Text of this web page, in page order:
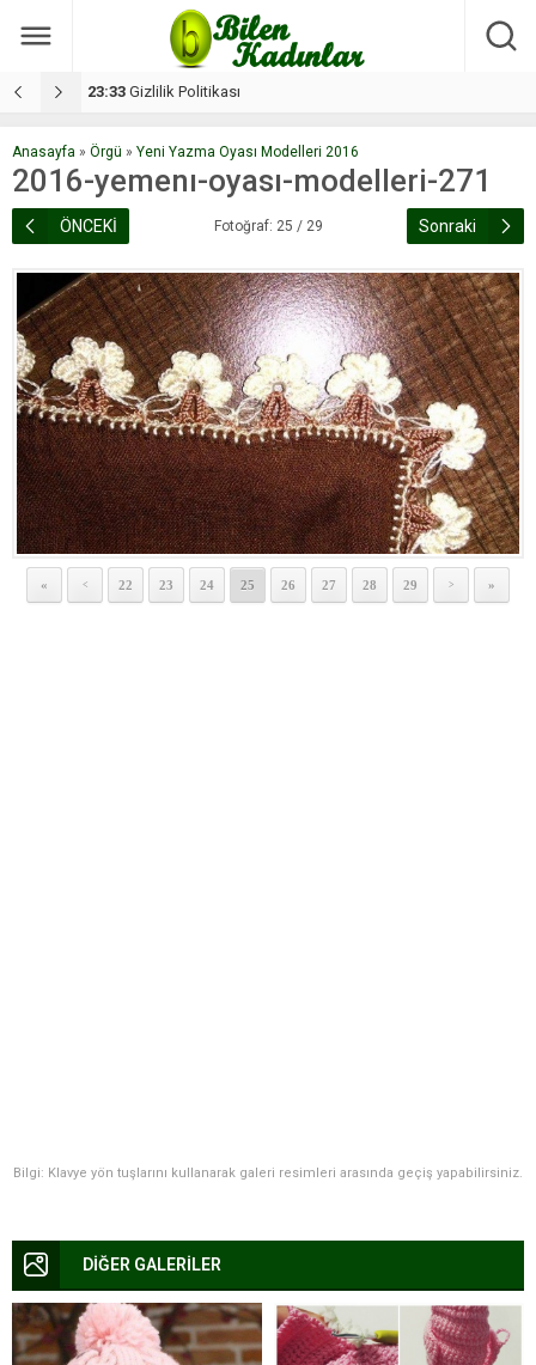
17:08 Dilan, düğününe 5 gün kala hayatını kaybetti
Anasayfa » Örgü » Yeni Yazma Oyası Modelleri 2016
2016-yemenı-oyası-modelleri-271
ÖNCEKİ Fotoğraf: 25 / 29 Sonraki
« < 22 23 24 25 26 27 28 29 > »
Bilgi: Klavye yön tuşlarını kullanarak galeri resimleri arasında geçiş yapabilirsiniz.
DİĞER GALERİLER